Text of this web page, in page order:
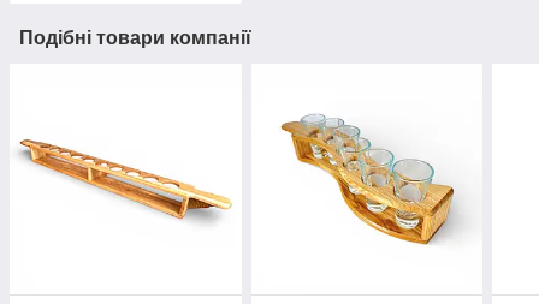
Подібні товари компанії